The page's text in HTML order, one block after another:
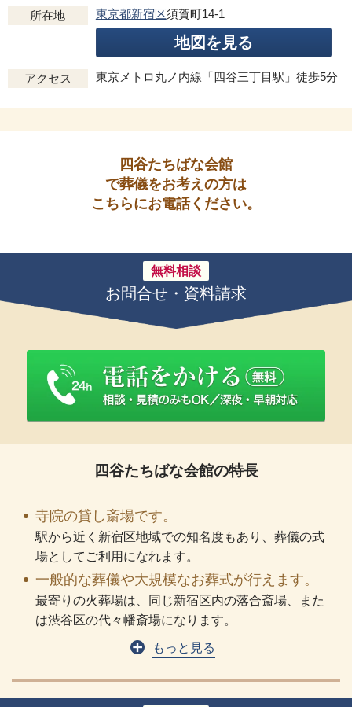
所在地 東京都新宿区須賀町14-1
地図を見る
アクセス 東京メトロ丸ノ内線「四谷三丁目駅」徒歩5分
四谷たちばな会館
で葬儀をお考えの方は
こちらにお電話ください。
無料相談
お問合せ・資料請求
四谷たちばな会館の特長
寺院の貸し斎場です。
駅から近く新宿区地域での知名度もあり、葬儀の式
場としてご利用になれます。
一般的な葬儀や大規模なお葬式が行えます。
最寄りの火葬場は、同じ新宿区内の落合斎場、また
は渋谷区の代々幡斎場になります。
もっと見る